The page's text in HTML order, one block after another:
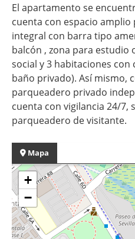
El apartamento se
cuenta con espacio
integral con barra tipo
balcón , zona para estudio
social y 3 habitaciones
baño privado). Así mismo,
parqueadero privado
cuenta con vigilancia 24/7,
parqueadero de visitante.
Mapa
+
−